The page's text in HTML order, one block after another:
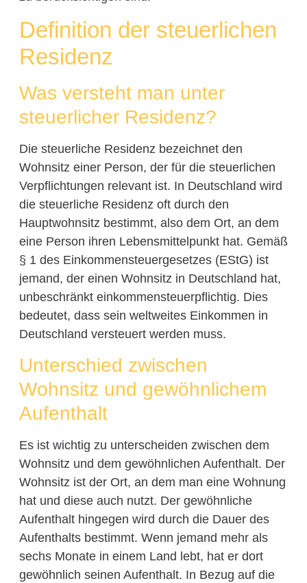
Definition der steuerlichen
Residenz
Was versteht man unter
steuerlicher Residenz?
Die steuerliche Residenz bezeichnet den
Wohnsitz einer Person, der für die steuerlichen
Verpflichtungen relevant ist. In Deutschland wird
die steuerliche Residenz oft durch den
Hauptwohnsitz bestimmt, also dem Ort, an dem
eine Person ihren Lebensmittelpunkt hat. Gemäß
§ 1 des Einkommensteuergesetzes (EStG) ist
jemand, der einen Wohnsitz in Deutschland hat,
unbeschränkt einkommensteuerpflichtig. Dies
bedeutet, dass sein weltweites Einkommen in
Deutschland versteuert werden muss.
Unterschied zwischen
Wohnsitz und gewöhnlichem
Aufenthalt
Es ist wichtig zu unterscheiden zwischen dem
Wohnsitz und dem gewöhnlichen Aufenthalt. Der
Wohnsitz ist der Ort, an dem man eine Wohnung
hat und diese auch nutzt. Der gewöhnliche
Aufenthalt hingegen wird durch die Dauer des
Aufenthalts bestimmt. Wenn jemand mehr als
sechs Monate in einem Land lebt, hat er dort
gewöhnlich seinen Aufenthalt. In Bezug auf die